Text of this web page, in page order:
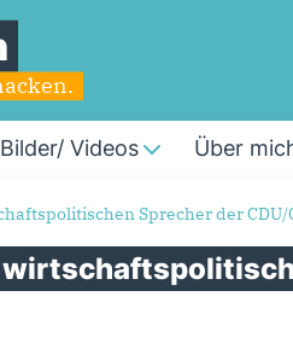
Bilder/ Videos Über
Sprecher der